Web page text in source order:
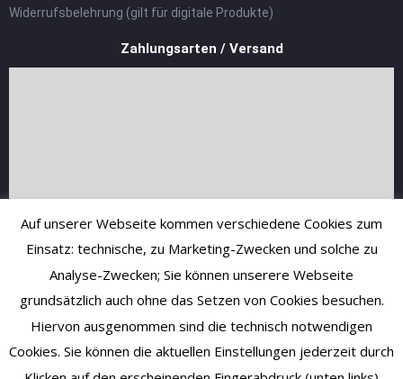
Widerrufsbelehrung (gilt für digitale Produkte)
Zahlungsarten / Versand
Auf unserer Webseite kommen verschiedene Cookies zum
Einsatz: technische, zu Marketing-Zwecken und solche zu
Analyse-Zwecken; Sie können unserere Webseite
grundsätzlich auch ohne das Setzen von Cookies besuchen.
Hiervon ausgenommen sind die technisch notwendigen
Cookies. Sie können die aktuellen Einstellungen jederzeit durch